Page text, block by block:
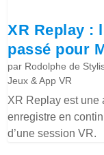
XR Replay :
passé pour
par Rodolphe de
Jeux & App VR
XR Replay est une
enregistre en
d’une session VR.